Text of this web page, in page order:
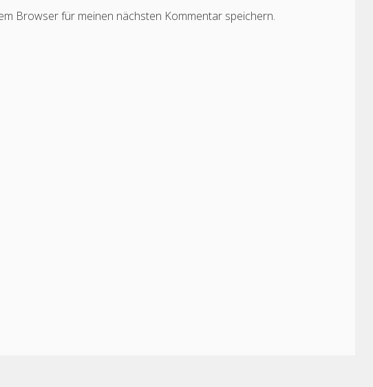
Browser für meinen nächsten Kommentar speichern.